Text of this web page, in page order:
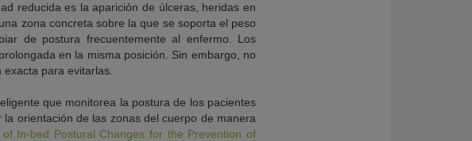
reducida es la aparición de úlceras, heridas en
zona concreta sobre la que se soporta el peso
de postura frecuentemente al enfermo. Los
en la misma posición. Sin embargo, no
para evitarlas.
que monitorea la postura de los pacientes
orientación de las zonas del cuerpo de manera
In-bed Postural Changes for the Prevention of